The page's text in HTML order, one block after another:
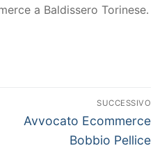
a Baldissero Torinese.
SUCCESSIVO
Avvocato Ecommerce
Bobbio Pellice